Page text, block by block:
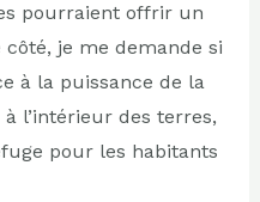
pourraient offrir un
je me demande si
à la puissance de la
l’intérieur des terres,
pour les habitants